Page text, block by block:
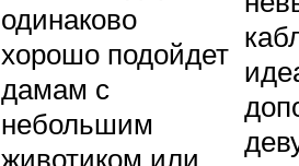
одинаково
хорошо подойдет
дамам с
небольшим
животиком или